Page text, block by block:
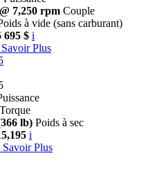
7,250 rpm Couple
à vide (sans carburant)
695 $ i
Plus
Torque
lb) Poids à sec
i
Savoir Plus